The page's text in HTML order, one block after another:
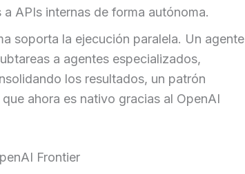
APIs internas de forma autónoma.
soporta la ejecución paralela. Un agente
a agentes especializados,
los resultados, un patrón
ahora es nativo gracias al OpenAI
Frontier